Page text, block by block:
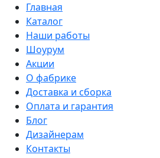
Главная
Каталог
Наши работы
Шоурум
Акции
О фабрике
Доставка и сборка
Оплата и гарантия
Блог
Дизайнерам
Контакты